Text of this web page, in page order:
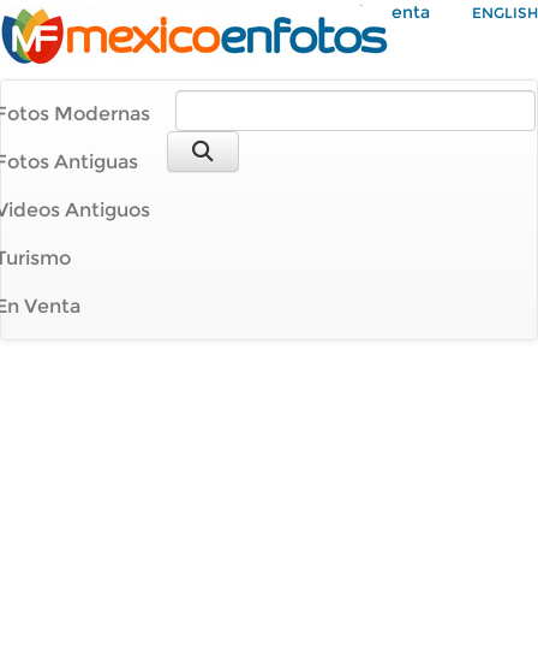
Mi Cuenta ENGLISH
Modernas
Antiguas
Antiguos
Venta